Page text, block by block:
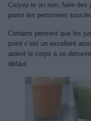
Croyez-le ou non, faire
parmi les personnes
Certains pensent que les
point c’est un excellent
aident le corps à se
défaut.